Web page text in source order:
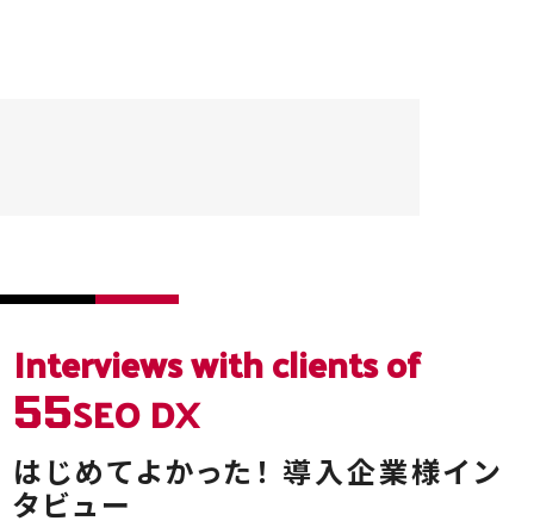
Interviewswith clients of
55SEO DX
はじめてよかった！
タビュー